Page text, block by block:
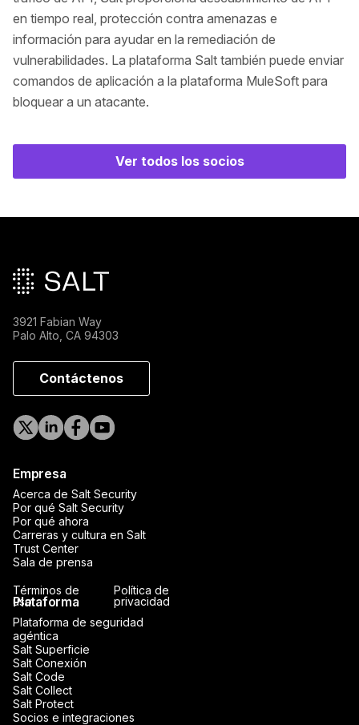
en tiempo real, protección contra amenazas e
información para ayudar en la remediación de
vulnerabilidades. La plataforma Salt también puede enviar
comandos de aplicación a la plataforma MuleSoft para
bloquear a un atacante.
Ver todos los socios
3921 Fabian Way
Palo Alto, CA 94303
Contáctenos
Empresa
Acerca de Salt Security
Por qué Salt Security
Por qué ahora
Carreras y cultura en Salt
Trust Center
Sala de prensa
Plataforma
Plataforma de seguridad
agéntica
Salt Superficie
Salt Conexión
Salt Code
Salt Collect
Salt Protect
Socios e integraciones
Términos de
uso
Política de
privacidad